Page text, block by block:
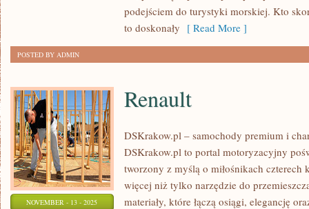
podejściem do turystyki morskiej. Kto
to doskonały [ Read More ]
POSTED BY ADMIN
NOVEMBER - 13 - 2025
Renault
DSKrakow.pl – samochody premium i
DSKrakow.pl to portal motoryzacyjny
tworzony z myślą o miłośnikach czterech
więcej niż tylko narzędzie do
materiały, które łączą osiągi, elegancję